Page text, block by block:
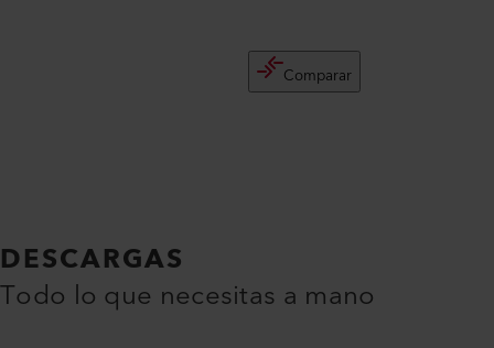
Comparar
DESCARGAS
Todo lo que necesitas a mano